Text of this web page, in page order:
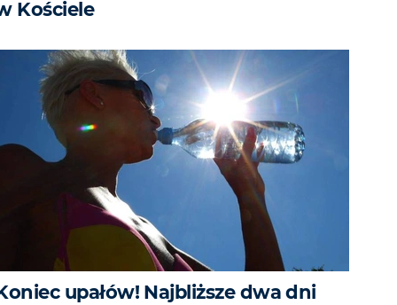
Kościele
upałów! Najbliższe dwa dni